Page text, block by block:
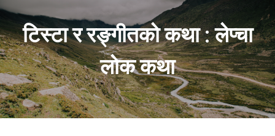
टिस्टा र रङ्गीतको कथा : लेप्चा
लोक कथा